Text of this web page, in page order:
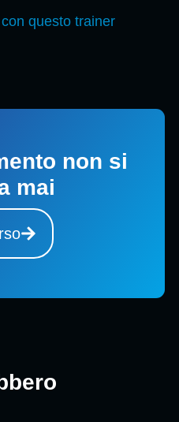
questo trainer
non si
mai